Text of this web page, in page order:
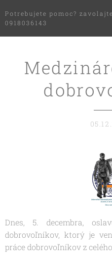
Potrebujete pomoc?
0918036143
Dnes, 5. decembra,
dobrovoľníkov, ktorý je
práce dobrovoľníkov z